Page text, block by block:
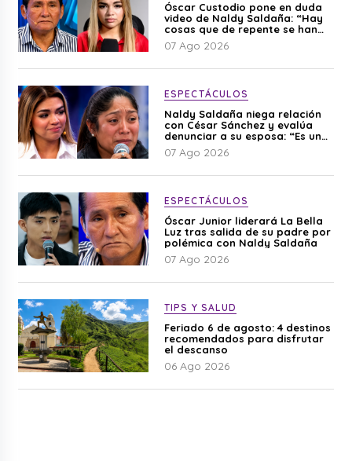
Óscar Custodio pone en duda
video de Naldy Saldaña: “Hay
cosas que de repente se han
editado”
07 Ago 2026
ESPECTÁCULOS
Naldy Saldaña niega relación
con César Sánchez y evalúa
denunciar a su esposa: “Es una
difamación”
07 Ago 2026
ESPECTÁCULOS
Óscar Junior liderará La Bella
Luz tras salida de su padre por
polémica con Naldy Saldaña
07 Ago 2026
TIPS Y SALUD
Feriado 6 de agosto: 4 destinos
recomendados para disfrutar
el descanso
06 Ago 2026